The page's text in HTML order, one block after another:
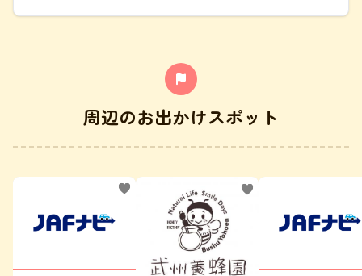
周辺のお出かけスポット